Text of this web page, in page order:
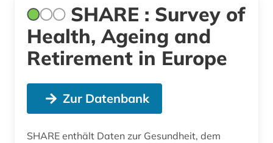
SHARE : Survey of
Health, Ageing and
Retirement in Europe
Zur Datenbank
SHARE enthält Daten zur Gesundheit, dem